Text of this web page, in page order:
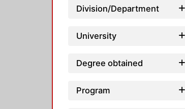
Division/Department
University
Degree obtained
Program